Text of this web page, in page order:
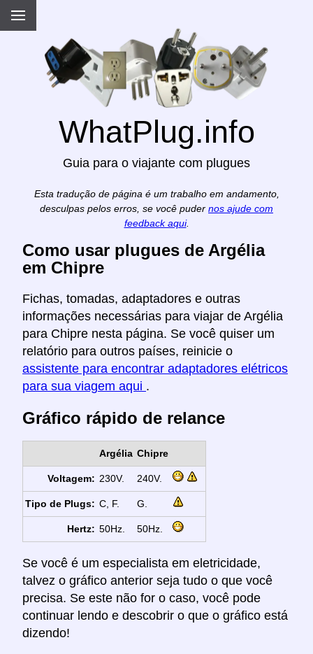
WhatPlug.info
Guia para o viajante com plugues
Esta tradução de página é um trabalho em andamento,
desculpas pelos erros, se você puder nos ajude com
feedback aqui.
Como usar plugues de Argélia
em Chipre
Fichas, tomadas, adaptadores e outras
informações necessárias para viajar de Argélia
para Chipre nesta página. Se você quiser um
relatório para outros países, reinicie o
assistente para encontrar adaptadores elétricos
para sua viagem aqui .
Gráfico rápido de relance
Argélia Chipre
Voltagem: 230V. 240V.
Tipo de Plugs: C, F. G.
Hertz: 50Hz. 50Hz.
Se você é um especialista em eletricidade,
talvez o gráfico anterior seja tudo o que você
precisa. Se este não for o caso, você pode
continuar lendo e descobrir o que o gráfico está
dizendo!